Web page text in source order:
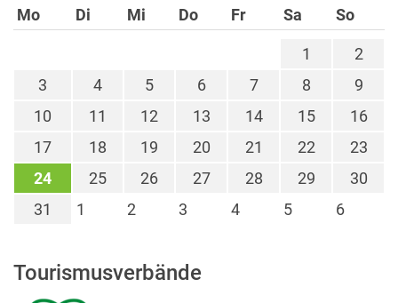
Mo Di Mi Do Fr Sa So
1
2
3
4 5 6 7 8
9
10
11 12 13 14 15
16
17
18 19 20 21 22
23
24
25 26 27 28 29
30
31
1 2 3 4 5 6
Tourismusverbände